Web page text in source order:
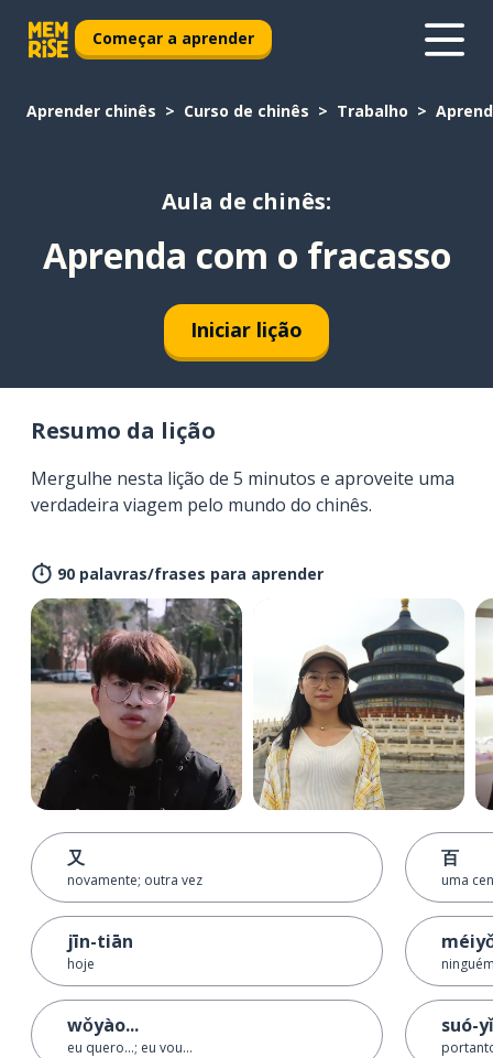
Começar a aprender
Aprender chinês Curso de chinês Trabalho
Aula de chinês:
Aprenda com o fracasso
Iniciar lição
Resumo da lição
Mergulhe nesta lição de 5 minutos e aproveite uma
verdadeira viagem pelo mundo do chinês.
90 palavras/frases para aprender
又
novamente; outra vez
jīn-tiān
hoje
wǒyào...
eu quero...; eu vou...
百
uma
suó-yǐ